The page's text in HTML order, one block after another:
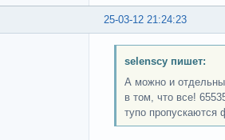
25-03-12 21:24:23
selenscy пишет:
А можно и
в том, что все!
тупо пропускаются